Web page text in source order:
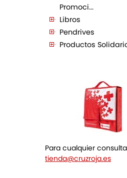
Promoci...
Libros
Pendrives
Productos
Para cualquier
tienda@cruzroja.es